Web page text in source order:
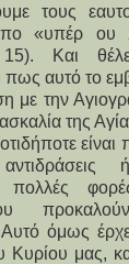
τους
«υπέρ ου
Και
πως αυτό το
με την
της
πολλές
όμως
Κυρίου μας,